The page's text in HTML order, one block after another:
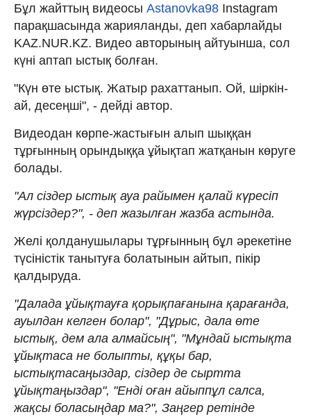
Бұл жайттың видеосы Astanovka98 Instagram
парақшасында жарияланды, деп хабарлайды
KAZ.NUR.KZ. Видео авторының айтуынша, сол
күні аптап ыстық болған.
"Күн өте ыстық. Жатыр рахаттанып. Ой, шіркін-
ай, десеңші", - дейді автор.
Видеодан көрпе-жастығын алып шыққан
тұрғынның орындыққа ұйықтап жатқанын көруге
болады.
"Ал сіздер ыстық ауа райымен қалай күресіп
жүрсіздер?", - деп жазылған жазба астында.
Желі қолданушылары тұрғынның бұл әрекетіне
түсіністік танытуға болатынын айтып, пікір
қалдыруда.
"Далада ұйықтауға қорықпағанына қарағанда,
ауылдан келген болар", "Дұрыс, дала өте
ыстық, дем ала алмайсың", "Мұндай ыстықта
ұйықтаса не болыпты, құқы бар,
ыстықтасаңыздар, сіздер де сыртта
ұйықтаңыздар", "Енді оған айыппұл салса,
жақсы боласыңдар ма?", Заңгер ретінде